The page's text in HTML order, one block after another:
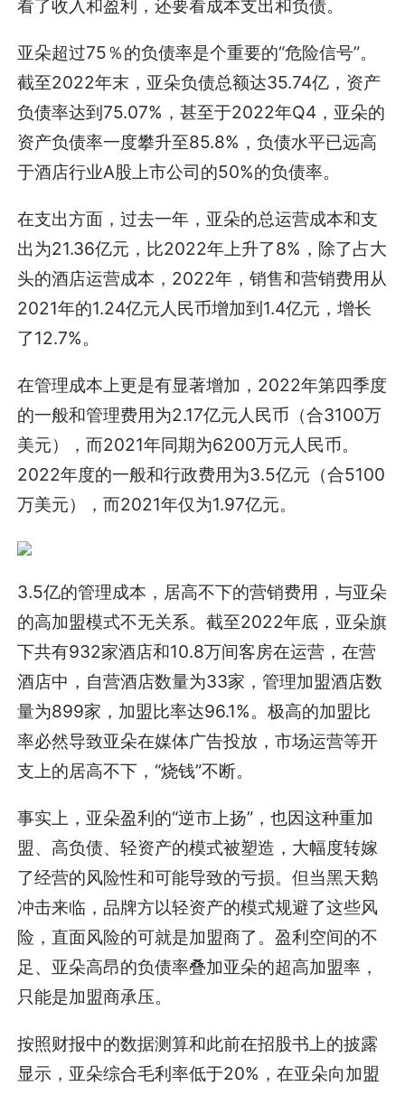
看了收入和盈利，还要看成本支出和负债。
亚朵超过75％的负债率是个重要的“危险信号”。
截至2022年末，亚朵负债总额达35.74亿，资产
负债率达到75.07%，甚至于2022年Q4，亚朵的
资产负债率一度攀升至85.8%，负债水平已远高
于酒店行业A股上市公司的50%的负债率。
在支出方面，过去一年，亚朵的总运营成本和支
出为21.36亿元，比2022年上升了8%，除了占大
头的酒店运营成本，2022年，销售和营销费用从
2021年的1.24亿元人民币增加到1.4亿元，增长
了12.7%。
在管理成本上更是有显著增加，2022年第四季度
的一般和管理费用为2.17亿元人民币（合3100万
美元），而2021年同期为6200万元人民币。
2022年度的一般和行政费用为3.5亿元（合5100
万美元），而2021年仅为1.97亿元。
3.5亿的管理成本，居高不下的营销费用，与亚朵
的高加盟模式不无关系。截至2022年底，亚朵旗
下共有932家酒店和10.8万间客房在运营，在营
酒店中，自营酒店数量为33家，管理加盟酒店数
量为899家，加盟比率达96.1%。极高的加盟比
率必然导致亚朵在媒体广告投放，市场运营等开
支上的居高不下，“烧钱”不断。
事实上，亚朵盈利的“逆市上扬”，也因这种重加
盟、高负债、轻资产的模式被塑造，大幅度转嫁
了经营的风险性和可能导致的亏损。但当黑天鹅
冲击来临，品牌方以轻资产的模式规避了这些风
险，直面风险的可就是加盟商了。盈利空间的不
足、亚朵高昂的负债率叠加亚朵的超高加盟率，
只能是加盟商承压。
按照财报中的数据测算和此前在招股书上的披露
显示，亚朵综合毛利率低于20%，在亚朵向加盟